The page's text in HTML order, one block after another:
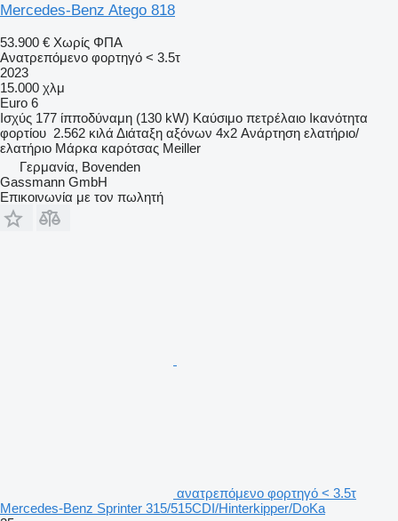
Mercedes-Benz Atego 818
53.900 € Χωρίς ΦΠΑ
Ανατρεπόμενο φορτηγό < 3.5τ
2023
15.000 χλμ
Euro 6
Ισχύς 177 ίπποδύναμη (130 kW) Καύσιμο πετρέλαιο Ικανότητα
φορτίου 2.562 κιλά Διάταξη αξόνων 4x2 Ανάρτηση ελατήριο/
ελατήριο Μάρκα καρότσας Meiller
Γερμανία, Bovenden
Gassmann GmbH
Επικοινωνία με τον πωλητή
ανατρεπόμενο φορτηγό < 3.5τ
Mercedes-Benz Sprinter 315/515CDI/Hinterkipper/DoKa